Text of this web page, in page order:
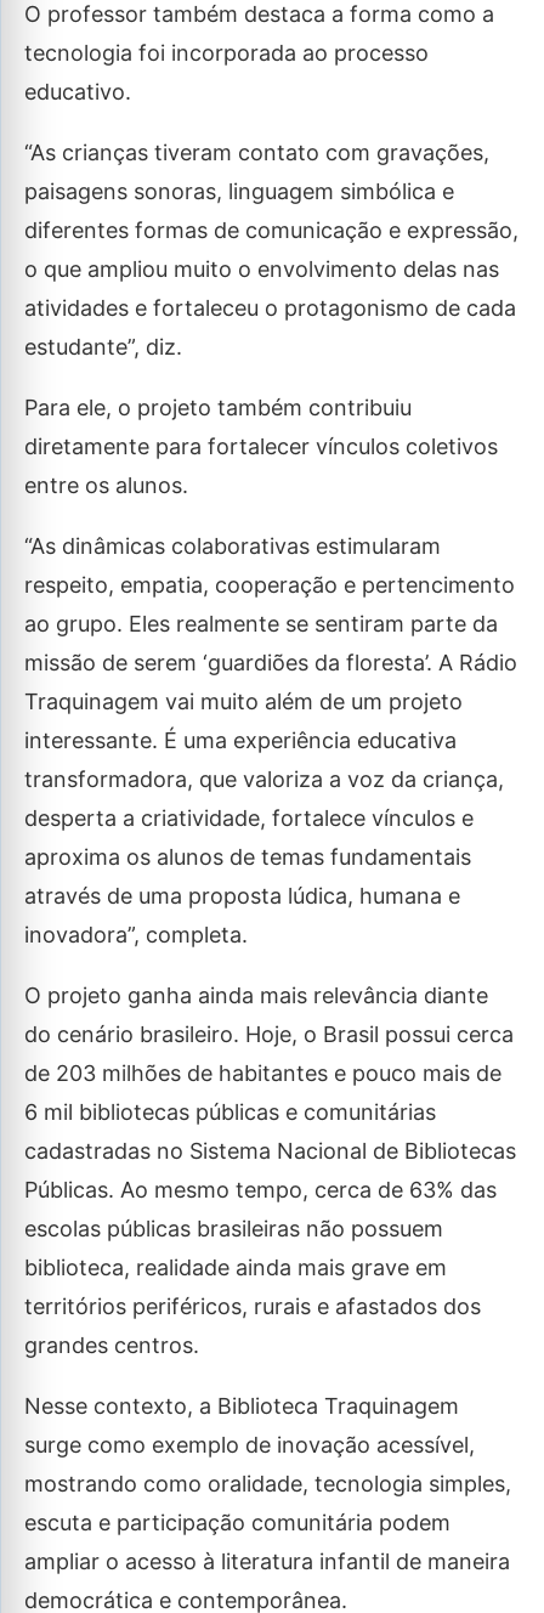
O professor também destaca a forma como a
tecnologia foi incorporada ao processo
educativo.
“As crianças tiveram contato com gravações,
paisagens sonoras, linguagem simbólica e
diferentes formas de comunicação e expressão,
o que ampliou muito o envolvimento delas nas
atividades e fortaleceu o protagonismo de cada
estudante”, diz.
Para ele, o projeto também contribuiu
diretamente para fortalecer vínculos coletivos
entre os alunos.
“As dinâmicas colaborativas estimularam
respeito, empatia, cooperação e pertencimento
ao grupo. Eles realmente se sentiram parte da
missão de serem ‘guardiões da floresta’. A Rádio
Traquinagem vai muito além de um projeto
interessante. É uma experiência educativa
transformadora, que valoriza a voz da criança,
desperta a criatividade, fortalece vínculos e
aproxima os alunos de temas fundamentais
através de uma proposta lúdica, humana e
inovadora”, completa.
O projeto ganha ainda mais relevância diante
do cenário brasileiro. Hoje, o Brasil possui cerca
de 203 milhões de habitantes e pouco mais de
6 mil bibliotecas públicas e comunitárias
cadastradas no Sistema Nacional de Bibliotecas
Públicas. Ao mesmo tempo, cerca de 63% das
escolas públicas brasileiras não possuem
biblioteca, realidade ainda mais grave em
territórios periféricos, rurais e afastados dos
grandes centros.
Nesse contexto, a Biblioteca Traquinagem
surge como exemplo de inovação acessível,
mostrando como oralidade, tecnologia simples,
escuta e participação comunitária podem
ampliar o acesso à literatura infantil de maneira
democrática e contemporânea.